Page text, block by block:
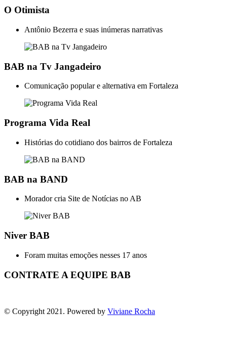
O Otimista
Antônio Bezerra e suas inúmeras narrativas
BAB na Tv Jangadeiro
Comunicação popular e alternativa em Fortaleza
Programa Vida Real
Histórias do cotidiano dos bairros de Fortaleza
BAB na BAND
Morador cria Site de Notícias no AB
Niver BAB
Foram muitas emoções nesses 17 anos
CONTRATE A EQUIPE BAB
© Copyright 2021. Powered by Viviane Rocha